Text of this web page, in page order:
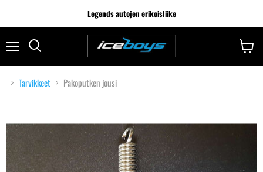
Legends autojen erikoisliike
Tarvikkeet Pakoputken jousi